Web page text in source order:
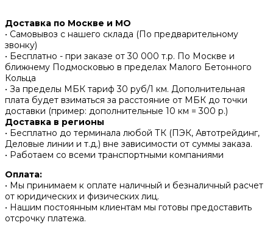
Доставка по Москве и МО
• Самовывоз с нашего склада (По предварительному
звонку)
• Бесплатно - при заказе от 30 000 т.р. По Москве и
ближнему Подмосковью в пределах Малого Бетонного
Кольца
• За пределы МБК тариф 30 руб/1 км. Дополнительная
плата будет взиматься за расстояние от МБК до точки
доставки (пример: дополнительные 10 км = 300 р.)
Доставка в регионы
• Бесплатно до терминала любой ТК (ПЭК, Автотрейдинг,
Деловые линии и т.д.) вне зависимости от суммы заказа.
• Работаем со всеми транспортными компаниями
Оплата:
• Мы принимаем к оплате наличный и безналичный расчет
от юридических и физических лиц.
• Нашим постоянным клиентам мы готовы предоставить
отсрочку платежа.